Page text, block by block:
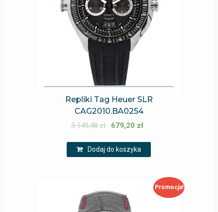
Repliki Tag Heuer SLR
CAG2010.BA0254
3 149,48zł 679,20 zł
Dodaj do koszyka
Promocja!